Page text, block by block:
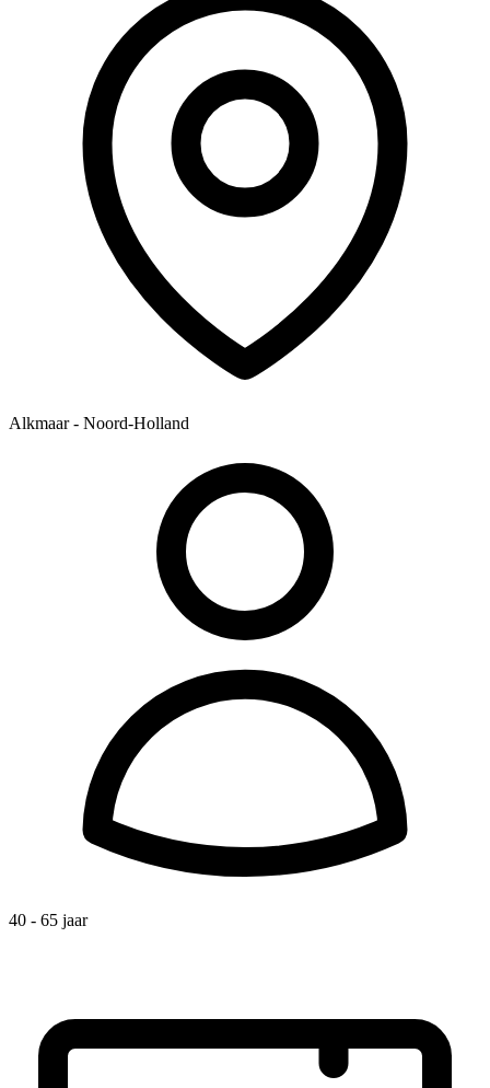
Alkmaar - Noord-Holland
40 - 65 jaar